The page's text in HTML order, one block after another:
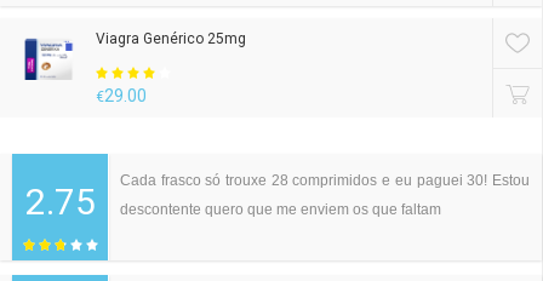
Viagra Genérico 25mg
€29.00
Cialis Original 5mg
23.00
Cialis Genérico 10mg
2.75
Cada frasco só trouxe 28 comprimidos e eu paguei 30! Estou
descontente quero que me enviem os que faltam